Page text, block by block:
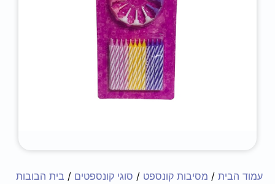
עמוד הבית / מסיבות קונספט / סוגי קונספטים / בית הבובות